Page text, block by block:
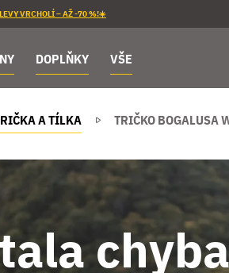
VRCHOLÍ – AŽ -70 %!☀️
DOPLŇKY VŠE
A TÍLKA TRIČKO BOGALUSA